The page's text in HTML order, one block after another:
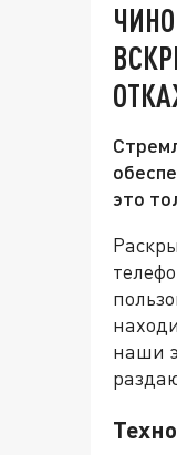
это
наши